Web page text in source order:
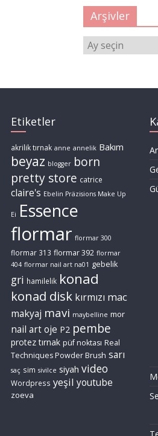
Arşivler
Arşivler
Etiketler
akrilik tırnak anne annelik Bakım
beyaz blogger born
pretty store catrice
claire's Ebelin Präzisions Make Up
Ei Essence
flormar flormar 300
flormar 313 flormar 392 flormar
404 flormar nail art na01 gebelik
gri hamilelik konad
konad disk kırmızı mac
makyaj mavi maybelline mor
nail artoje P2 pembe
protez tırnak püf noktası Real
Techniques Powder Brush sarı
saç sim sivilce siyah video
Wordpress yeşil youtube
zoeva